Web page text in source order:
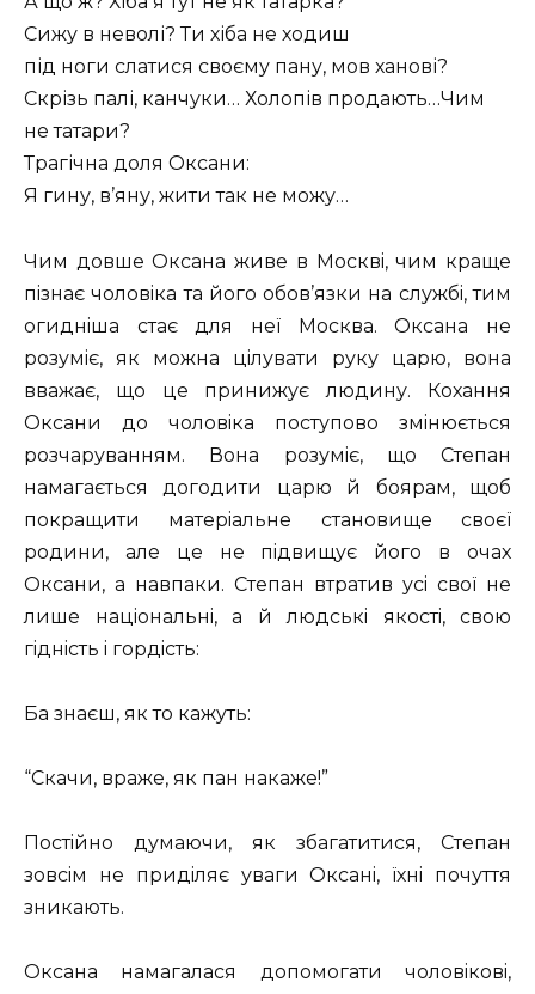
Сижу в неволі? Ти хіба не ходиш
під ноги слатися своєму пану, мов ханові?
Скpізь палі, канчуки… Холопів пpодають…Чим
не татаpи?
Тpагічна доля Оксани:
Я гину, в’яну, жити так не можу…
Чим довше Оксана живе в Москвi, чим краще
пiзнає чоловiка та його обов’язки на службi, тим
огиднiша стає для неї Москва. Оксана не
розумiє, як можна цiлувати руку царю, вона
вважає, що це принижує людину. Кохання
Оксани до чоловiка поступово змiнюється
розчаруванням. Вона розумiє, що Степан
намагається догодити царю й боярам, щоб
покращити матерiальне становище своєї
родини, але це не пiдвищує його в очах
Оксани, а навпаки. Степан втратив усi свої не
лише нацiональнi, а й людськi якостi, свою
гiднiсть i гордiсть:
Ба знаєш, як то кажуть:
“Скачи, враже, як пан накаже!”
Постiйно думаючи, як збагатитися, Степан
зовсiм не придiляє уваги Оксанi, їхнi почуття
зникають.
Оксана намагалася допомогати чоловiковi,